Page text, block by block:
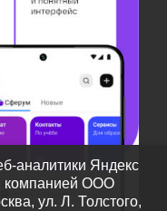
аналитики Яндекс
компанией ООО
ул. Л. Толстого,